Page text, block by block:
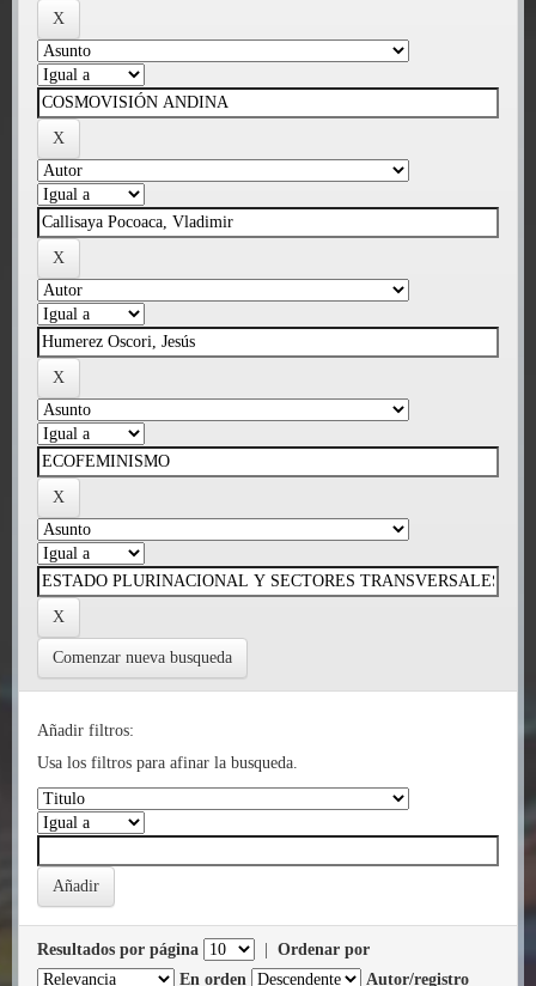
Comenzar nueva busqueda
Añadir filtros:
Usa los filtros para afinar la busqueda.
Resultados por página
Ordenar por
En orden
Autor/registro